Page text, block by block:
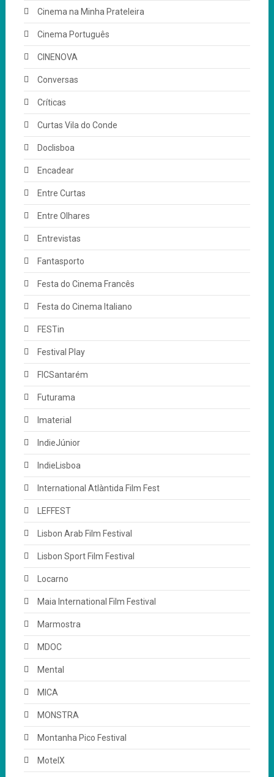
Cinema na Minha Prateleira
Cinema Português
CINENOVA
Conversas
Críticas
Curtas Vila do Conde
Doclisboa
Encadear
Entre Curtas
Entre Olhares
Entrevistas
Fantasporto
Festa do Cinema Francês
Festa do Cinema Italiano
FESTin
Festival Play
FICSantarém
Futurama
Imaterial
IndieJúnior
IndieLisboa
International Atlàntida Film Fest
LEFFEST
Lisbon Arab Film Festival
Lisbon Sport Film Festival
Locarno
Maia International Film Festival
Marmostra
MDOC
Mental
MICA
MONSTRA
Montanha Pico Festival
MotelX